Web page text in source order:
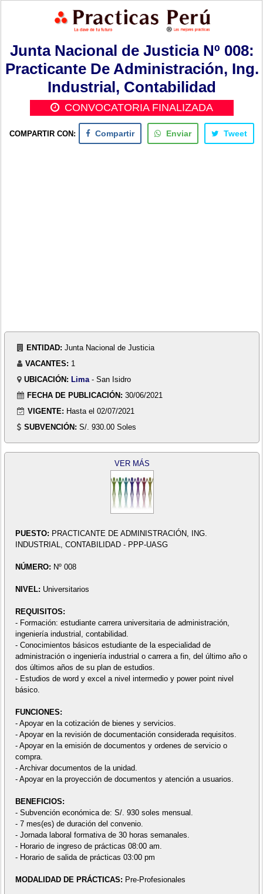
Junta Nacional de Justicia Nº 008:
Practicante De Administración, Ing.
Industrial, Contabilidad
CONVOCATORIA FINALIZADA
COMPARTIR CON: Compartir Enviar Tweet
ENTIDAD: Junta Nacional de Justicia
VACANTES: 1
UBICACIÓN: Lima - San Isidro
FECHA DE PUBLICACIÓN: 30/06/2021
VIGENTE: Hasta el 02/07/2021
SUBVENCIÓN: S/. 930.00 Soles
VER MÁS
PUESTO: PRACTICANTE DE ADMINISTRACIÓN, ING.
INDUSTRIAL, CONTABILIDAD - PPP-UASG
NÚMERO: Nº 008
NIVEL: Universitarios
REQUISITOS:
- Formación: estudiante carrera universitaria de administración,
ingeniería industrial, contabilidad.
- Conocimientos básicos estudiante de la especialidad de
administración o ingeniería industrial o carrera a fin, del último año o
dos últimos años de su plan de estudios.
- Estudios de word y excel a nivel intermedio y power point nivel
básico.
FUNCIONES:
- Apoyar en la cotización de bienes y servicios.
- Apoyar en la revisión de documentación considerada requisitos.
- Apoyar en la emisión de documentos y ordenes de servicio o
compra.
- Archivar documentos de la unidad.
- Apoyar en la proyección de documentos y atención a usuarios.
BENEFICIOS:
- Subvención económica de: S/. 930 soles mensual.
- 7 mes(es) de duración del convenio.
- Jornada laboral formativa de 30 horas semanales.
- Horario de ingreso de prácticas 08:00 am.
- Horario de salida de prácticas 03:00 pm
MODALIDAD DE PRÁCTICAS: Pre-Profesionales